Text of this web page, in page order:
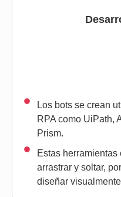
Los bots se crean
RPA como UiPath,
Prism.
Estas
arrastrar y soltar,
diseñar